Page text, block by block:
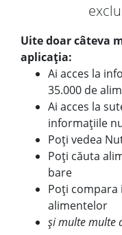
Uite doar câteva
aplicația:
Ai acces la
35.000 de
Ai acces la
informațiile
Poți vedea
Poți căuta
bare
Poți
alimentelor
și multe multe